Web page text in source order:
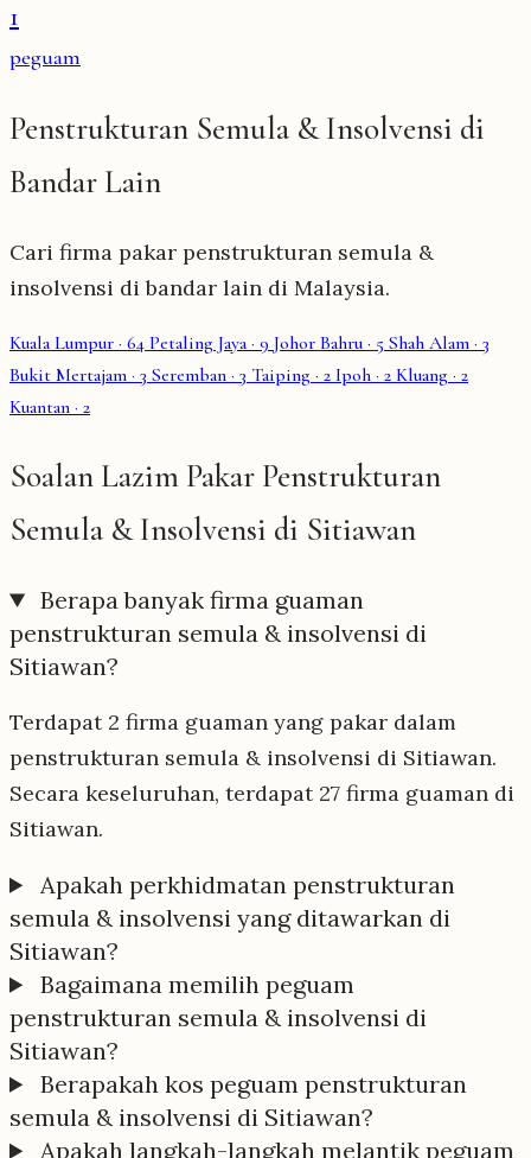
1
peguam
Penstrukturan Semula & Insolvensi di
Bandar Lain
Cari firma pakar penstrukturan semula &
insolvensi di bandar lain di Malaysia.
Kuala Lumpur · 64 Petaling Jaya· 9 Johor Bahru · 5 Shah Alam · 3
Bukit Mertajam · 3 Seremban · 3 Taiping · 2 Ipoh · 2 Kluang · 2
Kuantan · 2
Soalan Lazim Pakar Penstrukturan
Semula & Insolvensi di Sitiawan
Berapa banyak firma guaman
penstrukturan semula & insolvensi di
Sitiawan?
Terdapat 2 firma guaman yang pakar dalam
penstrukturan semula & insolvensi di Sitiawan.
Secara keseluruhan, terdapat 27 firma guaman di
Sitiawan.
Apakah perkhidmatan penstrukturan
semula & insolvensi yang ditawarkan di
Sitiawan?
Bagaimana memilih peguam
penstrukturan semula & insolvensi di
Sitiawan?
Berapakah kos peguam penstrukturan
semula & insolvensi di Sitiawan?
Apakah langkah-langkah melantik peguam